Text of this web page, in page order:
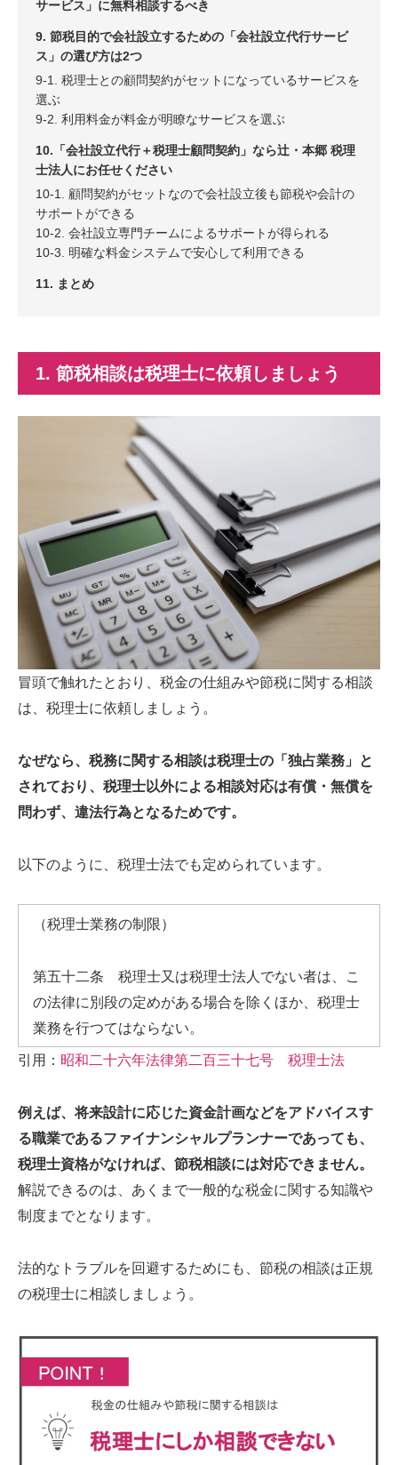
サービス」に無料相談するべき
9. 節税目的で会社設立するための「会社設立代行サービ
ス」の選び方は2つ
9-1. 税理士との顧問契約がセットになっているサービスを
選ぶ
9-2. 利用料金が料金が明瞭なサービスを選ぶ
10.「会社設立代行＋税理士顧問契約」なら辻・本郷 税理
士法人にお任せください
10-1. 顧問契約がセットなので会社設立後も節税や会計の
サポートができる
10-2. 会社設立専門チームによるサポートが得られる
10-3. 明確な料金システムで安心して利用できる
11. まとめ
1. 節税相談は税理士に依頼しましょう
冒頭で触れたとおり、税金の仕組みや節税に関する相談
は、税理士に依頼しましょう。
なぜなら、税務に関する相談は税理士の「独占業務」と
されており、税理士以外による相談対応は有償・無償を
問わず、違法行為となるためです。
以下のように、税理士法でも定められています。
（税理士業務の制限）
第五十二条 税理士又は税理士法人でない者は、こ
の法律に別段の定めがある場合を除くほか、税理士
業務を行つてはならない。
引用： 昭和二十六年法律第二百三十七号 税理士法
例えば、将来設計に応じた資金計画などをアドバイスす
る職業であるファイナンシャルプランナーであっても、
税理士資格がなければ、節税相談には対応できません。
解説できるのは、あくまで一般的な税金に関する知識や
制度までとなります。
法的なトラブルを回避するためにも、節税の相談は正規
の税理士に相談しましょう。